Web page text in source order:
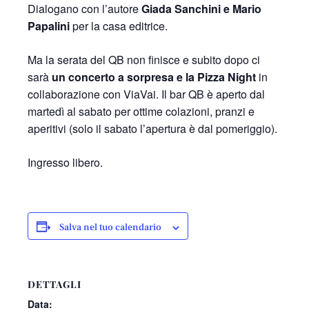
Dialogano con l’autoreGiada Sanchini e Mario
Papaliniper la casa editrice.
Ma la serata del QB non finisce e subito dopo ci
sarà un concerto a sorpresa e la Pizza Night in
collaborazione con ViaVai. Il bar QB è aperto dal
martedì al sabato per ottime colazioni, pranzi e
aperitivi (solo il sabato l’apertura è dal pomeriggio).
Ingresso libero.
Salva nel tuo calendario
DETTAGLI
Data: